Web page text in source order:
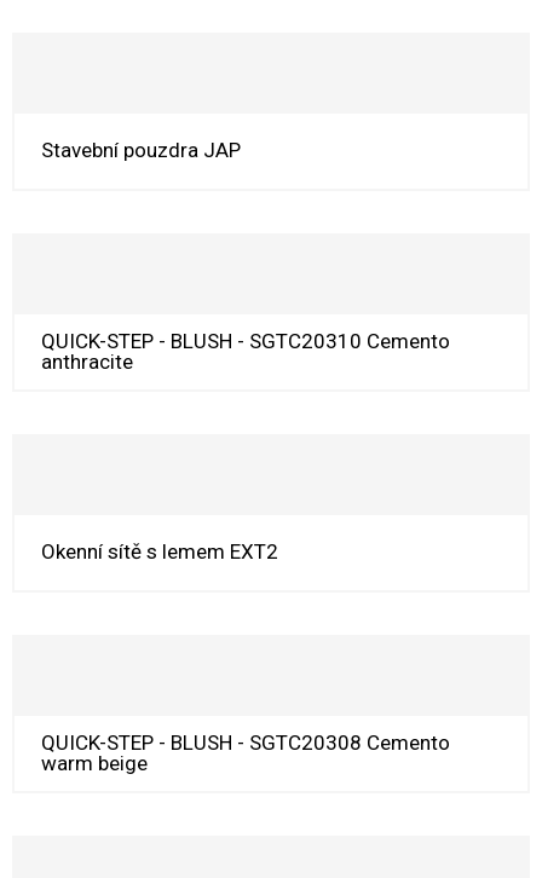
Stavební pouzdra JAP
QUICK-STEP - BLUSH - SGTC20310 Cemento
anthracite
Okenní sítě s lemem EXT2
QUICK-STEP - BLUSH - SGTC20308 Cemento
warm beige